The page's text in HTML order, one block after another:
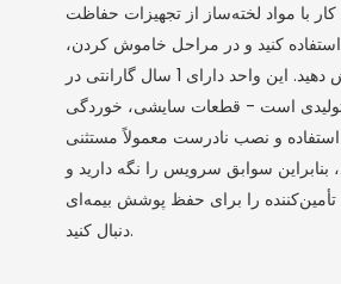
کار با مواد لخته‌ساز از تجهیزات حفاظت
کنید و در مراحل خاموش کردن،
اپراتورها را آموزش دهید. این واحد دارای 1 سال گارانتی در
است - قطعات سایشی، خوردگی
و نصب نادرست معمولاً مستثنی
بنابراین سوابق سرویس را نگه دارید و
را برای حفظ پوشش بیمه‌ای
دنبال کنید.